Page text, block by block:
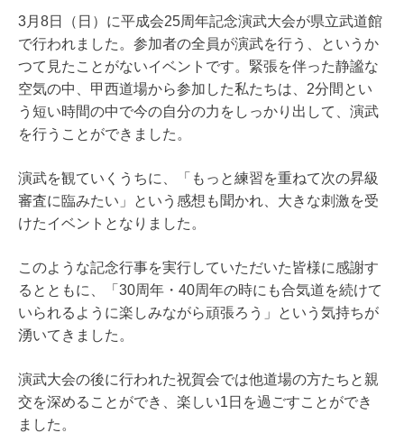
3月8日（日）に平成会25周年記念演武大会が県立武道館
で行われました。参加者の全員が演武を行う、というか
つて見たことがないイベントです。緊張を伴った静謐な
空気の中、甲西道場から参加した私たちは、2分間とい
う短い時間の中で今の自分の力をしっかり出して、演武
を行うことができました。
演武を観ていくうちに、「もっと練習を重ねて次の昇級
審査に臨みたい」という感想も聞かれ、大きな刺激を受
けたイベントとなりました。
このような記念行事を実行していただいた皆様に感謝す
るとともに、「30周年・40周年の時にも合気道を続けて
いられるように楽しみながら頑張ろう」という気持ちが
湧いてきました。
演武大会の後に行われた祝賀会では他道場の方たちと親
交を深めることができ、楽しい1日を過ごすことができ
ました。